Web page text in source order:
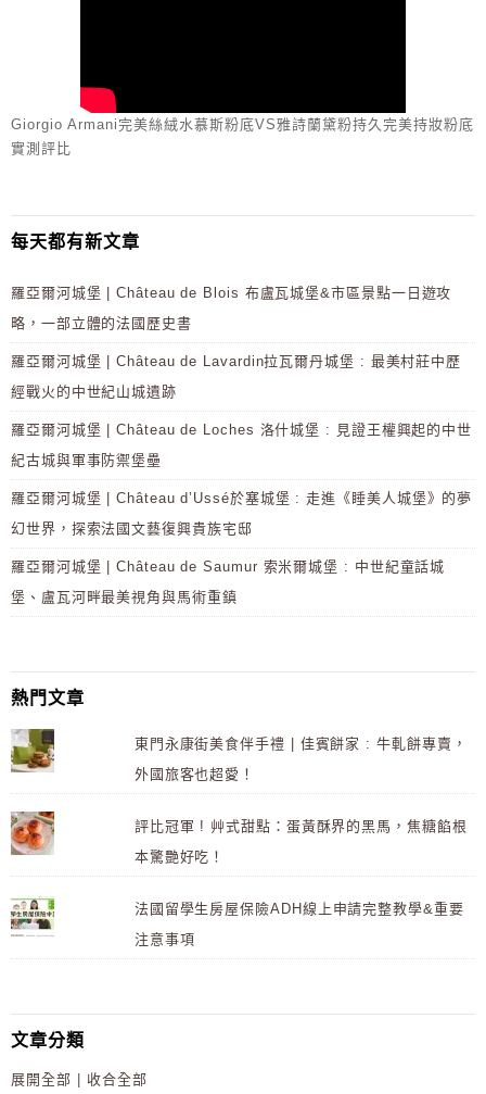
Giorgio Armani完美絲絨水慕斯粉底VS雅詩蘭黛粉持久完美持妝粉底
實測評比
每天都有新文章
羅亞爾河城堡 | Château de Blois 布盧瓦城堡&市區景點一日遊攻
略，一部立體的法國歷史書
羅亞爾河城堡 | Château de Lavardin拉瓦爾丹城堡 : 最美村莊中歷
經戰火的中世紀山城遺跡
羅亞爾河城堡 | Château de Loches 洛什城堡 : 見證王權興起的中世
紀古城與軍事防禦堡壘
羅亞爾河城堡 | Château d’Ussé於塞城堡 : 走進《睡美人城堡》的夢
幻世界，探索法國文藝復興貴族宅邸
羅亞爾河城堡 | Château de Saumur 索米爾城堡 : 中世紀童話城
堡、盧瓦河畔最美視角與馬術重鎮
熱門文章
東門永康街美食伴手禮 | 佳賓餅家 : 牛軋餅專賣，
外國旅客也超愛！
評比冠軍 ! 艸式甜點：蛋黃酥界的黑馬，焦糖餡根
本驚艷好吃！
法國留學生房屋保險ADH線上申請完整教學&重要
注意事項
文章分類
展開全部
收合全部